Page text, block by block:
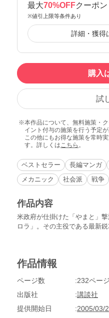
最大70%OFFクーポン
※値引上限等条件あり
詳細・獲得
購入
試
本作品について、無料施策・
イント付与の施策を行う予定が
この他にもお得な施策を常時
す。詳しくは こちら 。
ベストセラー 長編マンガ
メカニック
社会派 戦争
作品内容
米政府が仕掛けた「やまと」
ロラ」。その主役である最新
により、ついに反撃の機会を
艦存在したのだ。米海軍ベイ
作品情報
ページ数
232ページ
出版社
講談社
提供開始日
2005/03/